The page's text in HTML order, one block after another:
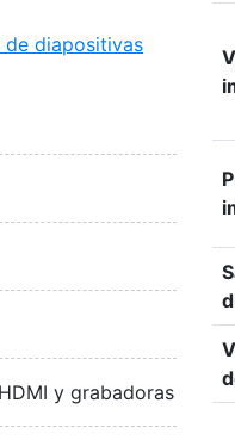
de diapositivas
y grabadoras